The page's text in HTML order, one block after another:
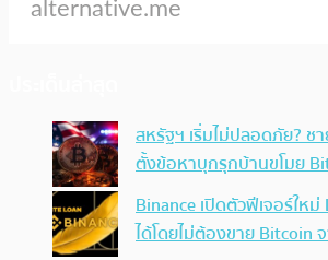
สหรัฐฯ เริ่มไม่ปลอดภัย? ช
ตั้งข้อหาบุกรุกบ้านขโมย
Binance เปิดตัวฟีเจอร์ให
ได้โดยไม่ต้องขาย Bitcoin